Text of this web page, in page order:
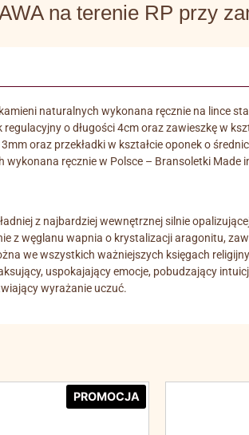
na terenie RP przy
naturalnych wykonana ręcznie na lince
o długości 4cm oraz zawieszkę w
oraz przekładki w kształcie oponek o
ręcznie w Polsce – Bransoletki Made
z najbardziej wewnętrznej silnie
z węglanu wapnia o krystalizacji aragonitu,
we wszystkich ważniejszych księgach
uspokajający emocje, pobudzający
wyrażanie uczuć.
PROMOCJA